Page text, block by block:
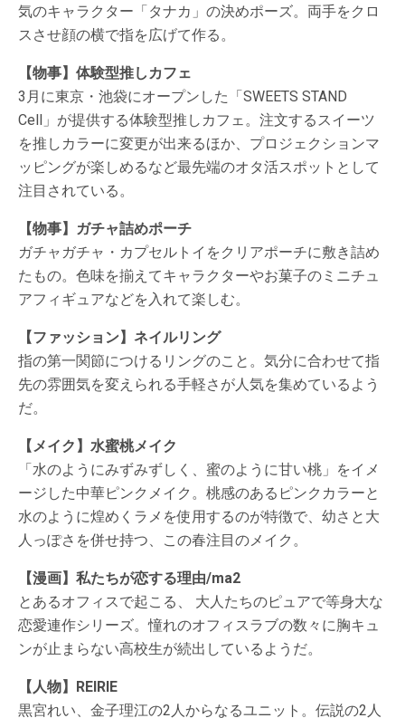
気のキャラクター「タナカ」の決めポーズ。両手をクロ
スさせ顔の横で指を広げて作る。
【物事】体験型推しカフェ
3月に東京・池袋にオープンした「SWEETS STAND
Cell」が提供する体験型推しカフェ。注文するスイーツ
を推しカラーに変更が出来るほか、プロジェクションマ
ッピングが楽しめるなど最先端のオタ活スポットとして
注目されている。
【物事】ガチャ詰めポーチ
ガチャガチャ・カプセルトイをクリアポーチに敷き詰め
たもの。色味を揃えてキャラクターやお菓子のミニチュ
アフィギュアなどを入れて楽しむ。
【ファッション】ネイルリング
指の第一関節につけるリングのこと。気分に合わせて指
先の雰囲気を変えられる手軽さが人気を集めているよう
だ。
【メイク】水蜜桃メイク
「水のようにみずみずしく、蜜のように甘い桃」をイメ
ージした中華ピンクメイク。桃感のあるピンクカラーと
水のように煌めくラメを使用するのが特徴で、幼さと大
人っぽさを併せ持つ、この春注目のメイク。
【漫画】私たちが恋する理由/ma2
とあるオフィスで起こる、 大人たちのピュアで等身大な
恋愛連作シリーズ。憧れのオフィスラブの数々に胸キュ
ンが止まらない高校生が続出しているようだ。
【人物】REIRIE
黒宮れい、金子理江の2人からなるユニット。伝説の2人